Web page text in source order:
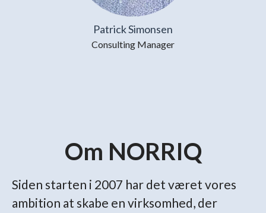
Patrick Simonsen
Consulting Manager
Om NORRIQ
Siden starten i 2007 har det været vores
ambition at skabe en virksomhed, der